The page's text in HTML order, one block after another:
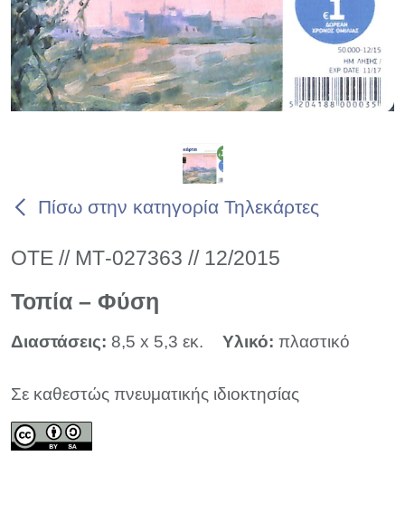
Πίσω στην κατηγορία Τηλεκάρτες
ΟΤΕ // ΜΤ-027363 // 12/2015
Τοπία – Φύση
Διαστάσεις: 8,5 x 5,3 εκ. Υλικό: πλαστικό
Σε καθεστώς πνευματικής ιδιοκτησίας